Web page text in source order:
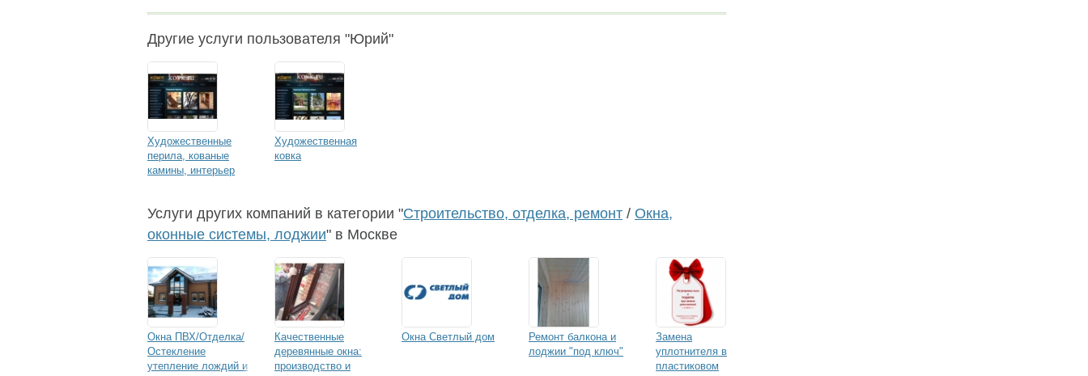
Другие услуги пользователя "Юрий"
Художественные
перила, кованые
камины, интерьер
Художественная
ковка
Услуги других компаний в категории "Строительство, отделка, ремонт / Окна,
оконные системы, лоджии" в Москве
Окна ПВХ/Отделка/
Остекление
утепление лождий и
Качественные
деревянные окна:
производство и
Окна Светлый дом
Ремонт балкона и
лоджии "под ключ"
Замена
уплотнителя в
пластиковом